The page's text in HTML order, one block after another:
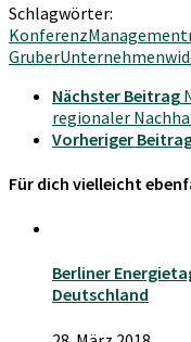
Schlagwörter:
KonferenzManagement
GruberUnternehmen
Nächster Beitrag
regionaler
Vorheriger
Für dich vielleicht
Berliner
Deutschland